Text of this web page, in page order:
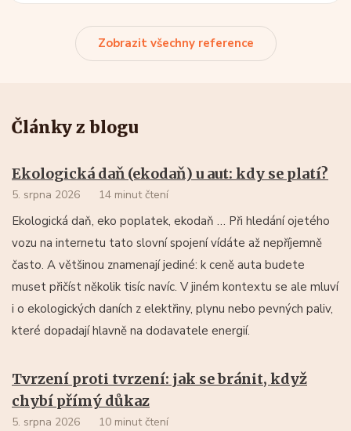
Zobrazit všechny reference
Články z blogu
Ekologická daň (ekodaň) u aut: kdy se platí?
5. srpna 2026 14 minut čtení
Ekologická daň, eko poplatek, ekodaň … Při hledání ojetého
vozu na internetu tato slovní spojení vídáte až nepříjemně
často. A většinou znamenají jediné: k ceně auta budete
muset přičíst několik tisíc navíc. V jiném kontextu se ale mluví
i o ekologických daních z elektřiny, plynu nebo pevných paliv,
které dopadají hlavně na dodavatele energií.
Tvrzení proti tvrzení: jak se bránit, když
chybí přímý důkaz
5. srpna 2026 10 minut čtení